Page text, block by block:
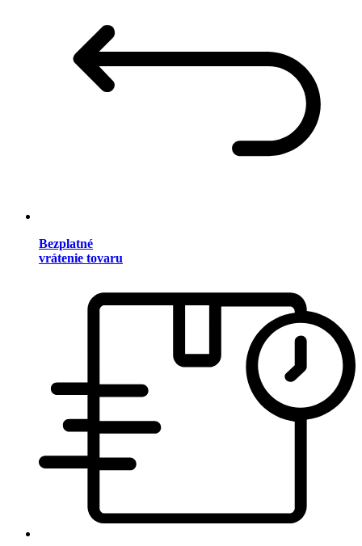
Bezplatné
vrátenie tovaru